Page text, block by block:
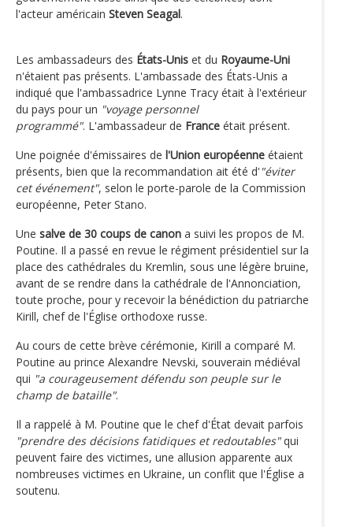
l'acteur américain Steven Seagal.
Les ambassadeurs des États-Unis et du Royaume-Uni
n'étaient pas présents. L'ambassade des États-Unis a
indiqué que l'ambassadrice Lynne Tracy était à l'extérieur
du pays pour un "voyage personnel
programmé". L'ambassadeur de France était présent.
Une poignée d'émissaires de l'Union européenne étaient
présents, bien que la recommandation ait été d' "éviter
cet événement", selon le porte-parole de la Commission
européenne, Peter Stano.
Une salve de 30 coups de canon a suivi les propos de M.
Poutine. Il a passé en revue le régiment présidentiel sur la
place des cathédrales du Kremlin, sous une légère bruine,
avant de se rendre dans la cathédrale de l'Annonciation,
toute proche, pour y recevoir la bénédiction du patriarche
Kirill, chef de l'Église orthodoxe russe.
Au cours de cette brève cérémonie, Kirill a comparé M.
Poutine au prince Alexandre Nevski, souverain médiéval
qui "a courageusement défendu son peuple sur le
champ de bataille".
Il a rappelé à M. Poutine que le chef d'État devait parfois
"prendre des décisions fatidiques et redoutables"qui
peuvent faire des victimes, une allusion apparente aux
nombreuses victimes en Ukraine, un conflit que l'Église a
soutenu.